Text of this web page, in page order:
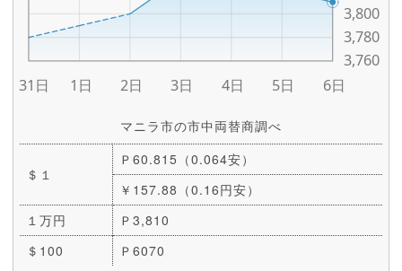
マニラ市の市中両替商調べ
＄１
Ｐ60.815（0.064安）
￥157.88（0.16円安）
１万円
Ｐ3,810
＄100
Ｐ6070